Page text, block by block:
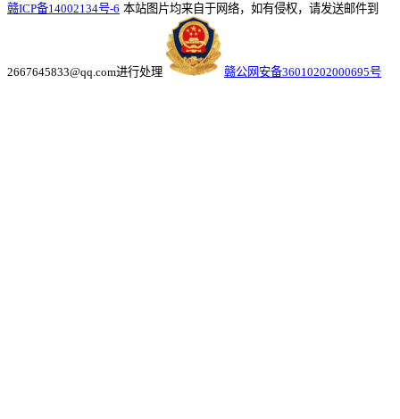
赣ICP备14002134号-6 本站图片均来自于网络，如有侵权，请发送邮件到
2667645833@qq.com进行处理 赣公网安备36010202000695号